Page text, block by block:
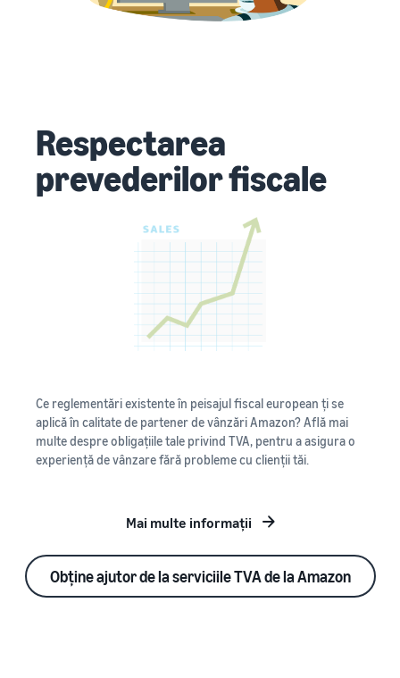
Respectarea
prevederilor fiscale
Ce reglementări existente în peisajul fiscal european ți se
aplică în calitate de partener de vânzări Amazon? Află mai
multe despre obligațiile tale privind TVA, pentru a asigura o
experiență de vânzare fără probleme cu clienții tăi.
Mai multe informații
Obține ajutor de la serviciile TVA de la Amazon